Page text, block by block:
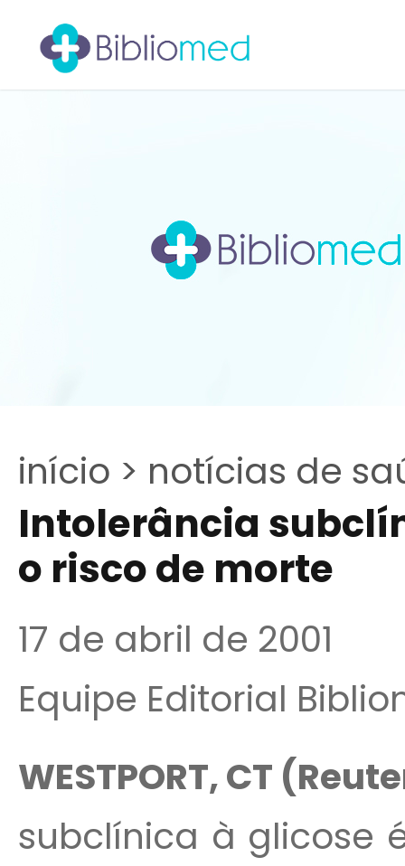
início > notícias de
Intolerância
o risco de morte
17 de abril de 2001
Equipe Editorial
WESTPORT, CT
subclínica à glicose